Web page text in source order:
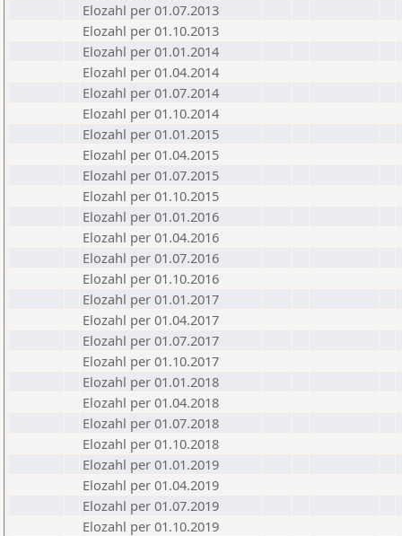
Elozahl per 01.07.2013
Elozahl per 01.10.2013
Elozahl per 01.01.2014
Elozahl per 01.04.2014
Elozahl per 01.07.2014
Elozahl per 01.10.2014
Elozahl per 01.01.2015
Elozahl per 01.04.2015
Elozahl per 01.07.2015
Elozahl per 01.10.2015
Elozahl per 01.01.2016
Elozahl per 01.04.2016
Elozahl per 01.07.2016
Elozahl per 01.10.2016
Elozahl per 01.01.2017
Elozahl per 01.04.2017
Elozahl per 01.07.2017
Elozahl per 01.10.2017
Elozahl per 01.01.2018
Elozahl per 01.04.2018
Elozahl per 01.07.2018
Elozahl per 01.10.2018
Elozahl per 01.01.2019
Elozahl per 01.04.2019
Elozahl per 01.07.2019
Elozahl per 01.10.2019